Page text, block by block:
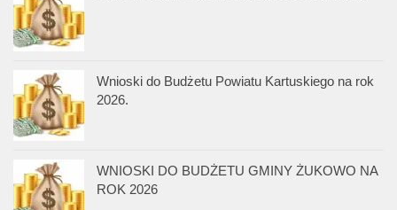
Wnioski do Budżetu Powiatu Kartuskiego na rok
2026.
WNIOSKI DO BUDŻETU GMINY ŻUKOWO NA
ROK 2026